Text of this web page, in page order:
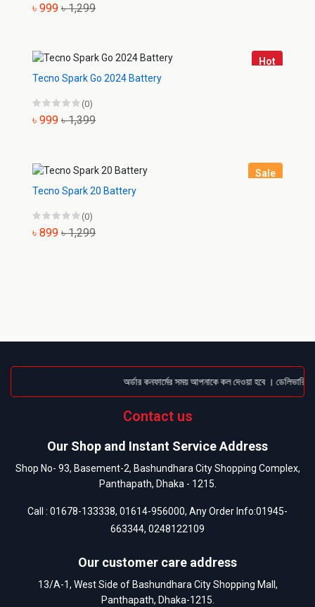
৳ 999 ৳ 1,299
Hot
Tecno Spark Go 2024 Battery
(0)
৳ 999 ৳ 1,399
Sale
Tecno Spark 20 Battery
(0)
৳ 899 ৳ 1,299
অর্ডার কনফার্মের সময় আপনাকে কল দেওয়া হবে ।
Contact us
Our Shop and Instant Service Address
Shop No- 93, Basement-2, Bashundhara City Shopping Complex,
Panthapath, Dhaka - 1215.
Call : 01678-133338, 01614-956000, Any Order Info:01945-
663344, 0248122109
Our customer care address
13/A-1, West Side of Bashundhara City Shopping Mall,
Panthapath, Dhaka-1215.